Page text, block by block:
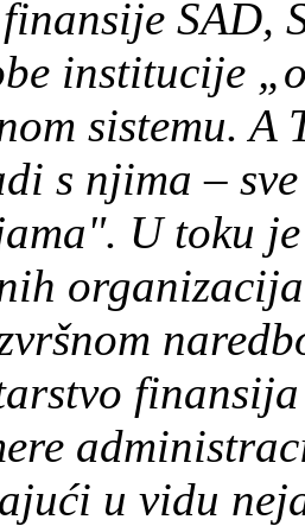
SAD,
institucije
sistemu.
s njima –
U toku
u vidu